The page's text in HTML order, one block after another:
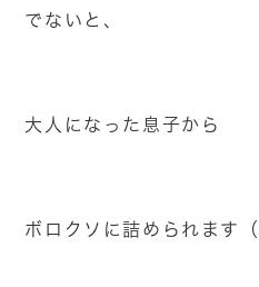
でないと、
大人になった息子から
ボロクソに詰められます（